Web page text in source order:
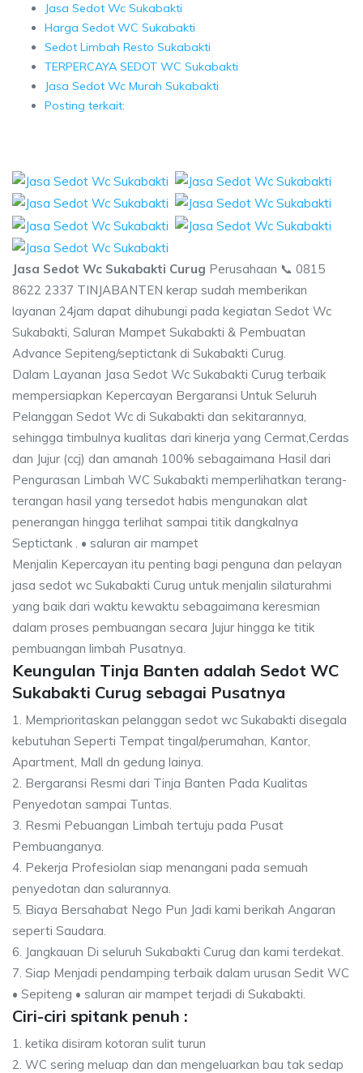
Jasa Sedot Wc Sukabakti
Harga Sedot WC Sukabakti
Sedot Limbah Resto Sukabakti
TERPERCAYA SEDOT WC Sukabakti
Jasa Sedot Wc Murah Sukabakti
Posting terkait:
Jasa Sedot Wc Sukabakti Curug Perusahaan 📞 0815
8622 2337 TINJABANTEN kerap sudah memberikan
layanan 24jam dapat dihubungi pada kegiatan Sedot Wc
Sukabakti, Saluran Mampet Sukabakti & Pembuatan
Advance Sepiteng/septictank di Sukabakti Curug.
Dalam Layanan Jasa Sedot Wc Sukabakti Curug terbaik
mempersiapkan Kepercayan Bergaransi Untuk Seluruh
Pelanggan Sedot Wc di Sukabakti dan sekitarannya,
sehingga timbulnya kualitas dari kinerja yang Cermat,Cerdas
dan Jujur (ccj) dan amanah 100% sebagaimana Hasil dari
Pengurasan Limbah WC Sukabakti memperlihatkan terang-
terangan hasil yang tersedot habis mengunakan alat
penerangan hingga terlihat sampai titik dangkalnya
Septictank . • saluran air mampet
Menjalin Kepercayan itu penting bagi penguna dan pelayan
jasa sedot wc Sukabakti Curug untuk menjalin silaturahmi
yang baik dari waktu kewaktu sebagaimana keresmian
dalam proses pembuangan secara Jujur hingga ke titik
pembuangan limbah Pusatnya.
Keungulan Tinja Banten adalah Sedot WC
Sukabakti Curug sebagai Pusatnya
1. Memprioritaskan pelanggan sedot wc Sukabakti disegala
kebutuhan Seperti Tempat tingal/perumahan, Kantor,
Apartment, Mall dn gedung lainya.
2. Bergaransi Resmi dari Tinja Banten Pada Kualitas
Penyedotan sampai Tuntas.
3. Resmi Pebuangan Limbah tertuju pada Pusat
Pembuanganya.
4. Pekerja Profesiolan siap menangani pada semuah
penyedotan dan salurannya.
5. Biaya Bersahabat Nego Pun Jadi kami berikah Angaran
seperti Saudara.
6. Jangkauan Di seluruh Sukabakti Curug dan kami terdekat.
7. Siap Menjadi pendamping terbaik dalam urusan Sedit WC
• Sepiteng • saluran air mampet terjadi di Sukabakti.
Ciri-ciri spitank penuh :
1. ketika disiram kotoran sulit turun
2. WC sering meluap dan dan mengeluarkan bau tak sedap